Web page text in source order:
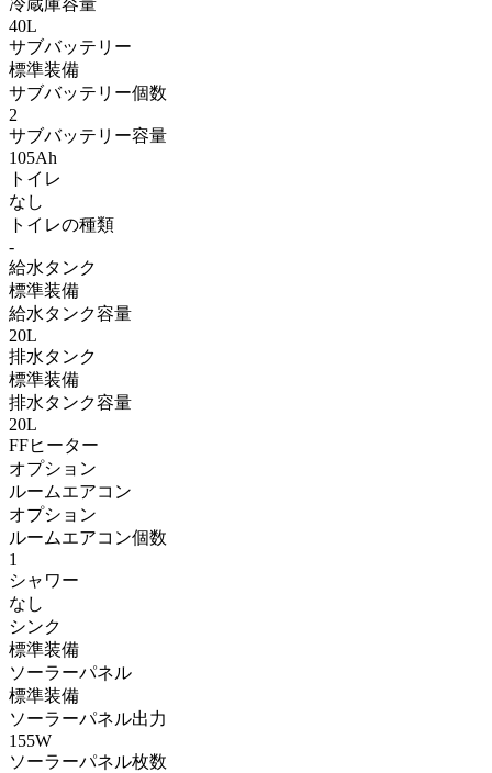
冷蔵庫容量
40L
サブバッテリー
標準装備
サブバッテリー個数
2
サブバッテリー容量
105Ah
トイレ
なし
トイレの種類
-
給水タンク
標準装備
給水タンク容量
20L
排水タンク
標準装備
排水タンク容量
20L
FFヒーター
オプション
ルームエアコン
オプション
ルームエアコン個数
1
シャワー
なし
シンク
標準装備
ソーラーパネル
標準装備
ソーラーパネル出力
155W
ソーラーパネル枚数